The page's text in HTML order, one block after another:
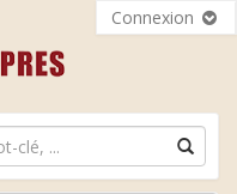
Connexion